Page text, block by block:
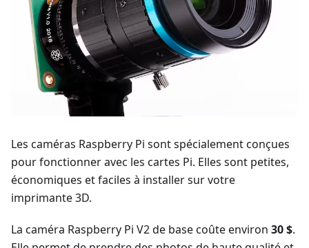
Les caméras Raspberry Pi sont spécialement conçues
pour fonctionner avec les cartes Pi. Elles sont petites,
économiques et faciles à installer sur votre
imprimante 3D.
La caméra Raspberry Pi V2 de base coûte environ 30 $.